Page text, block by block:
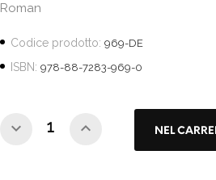
Roman
Codice prodotto: 969-DE
ISBN: 978-88-7283-969-0
NEL